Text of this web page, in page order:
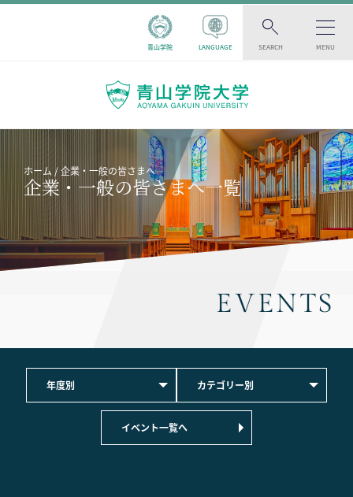
青山学院 LANGUAGE SEARCH MENU
ホーム 企業・一般の皆さまへ
企業・一般の皆さまへ一覧
EVENTS
年度別 カテゴリー別
イベント一覧へ